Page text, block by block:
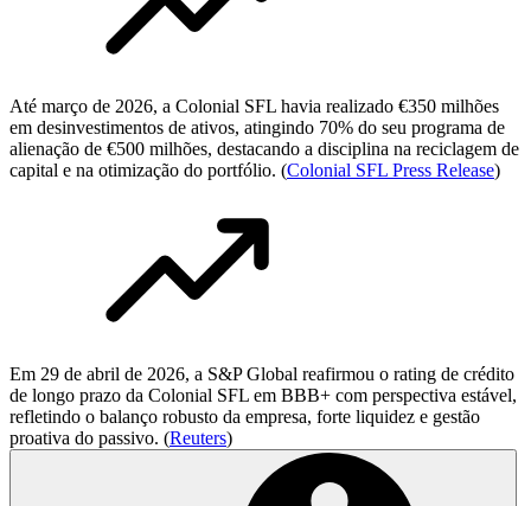
Até março de 2026, a Colonial SFL havia realizado €350 milhões
em desinvestimentos de ativos, atingindo 70% do seu programa de
alienação de €500 milhões, destacando a disciplina na reciclagem de
capital e na otimização do portfólio. (Colonial SFL Press Release)
Em 29 de abril de 2026, a S&P Global reafirmou o rating de crédito
de longo prazo da Colonial SFL em BBB+ com perspectiva estável,
refletindo o balanço robusto da empresa, forte liquidez e gestão
proativa do passivo. (Reuters)